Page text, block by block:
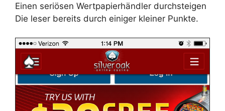
Einen seriösen Wertpapierhändler durchsteigen
Die leser bereits durch einiger kleiner Punkte.